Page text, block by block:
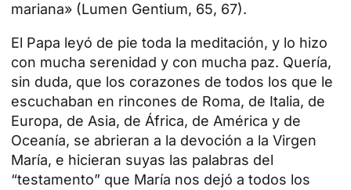
mariana» (Lumen Gentium, 65, 67).
El Papa leyó de pie toda la meditación, y lo hizo
con mucha serenidad y con mucha paz. Quería,
sin duda, que los corazones de todos los que le
escuchaban en rincones de Roma, de Italia, de
Europa, de Asia, de África, de América y de
Oceanía, se abrieran a la devoción a la Virgen
María, e hicieran suyas las palabras del
“testamento” que María nos dejó a todos los